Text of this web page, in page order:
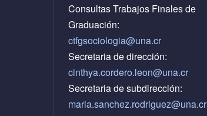
Consultas Trabajos Finales de
Graduación:
ctfgsociologia@una.cr
Secretaria de dirección:
cinthya.cordero.leon@una.cr
Secretaria de subdirección:
maria.sanchez.rodriguez@una.cr